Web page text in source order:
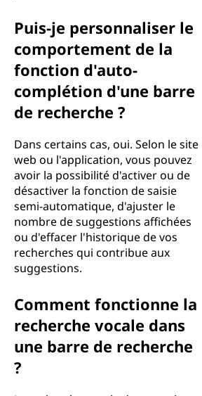
Puis-je personnaliser le
comportement de la
fonction d'auto-
complétion d'une barre
de recherche ?
Dans certains cas, oui. Selon le site
web ou l'application, vous pouvez
avoir la possibilité d'activer ou de
désactiver la fonction de saisie
semi-automatique, d'ajuster le
nombre de suggestions affichées
ou d'effacer l'historique de vos
recherches qui contribue aux
suggestions.
Comment fonctionne la
recherche vocale dans
une barre de recherche
?